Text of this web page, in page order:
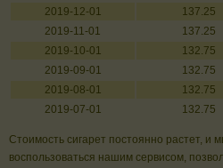
2019-12-01
137.25
2019-11-01
137.25
2019-10-01
132.75
2019-09-01
132.75
2019-08-01
132.75
2019-07-01
132.75
Стоимость сигарет постоянно растет, и
воспользоваться нашим сервисом,